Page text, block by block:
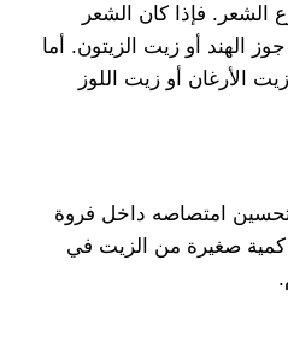
الشعر. فإذا كان الشعر
الهند أو زيت الزيتون. أما
الأرغان أو زيت اللوز
امتصاصه داخل فروة
صغيرة من الزيت في